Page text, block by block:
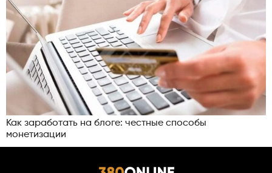
Как заработать на блоге: честные способы
монетизации